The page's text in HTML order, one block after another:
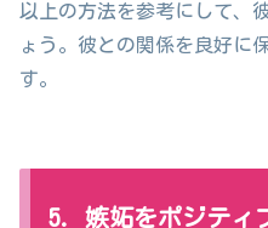
以上の方法を参考にして、
ょう。彼との関係を良好に
す。
5. 嫉妬をポジティ